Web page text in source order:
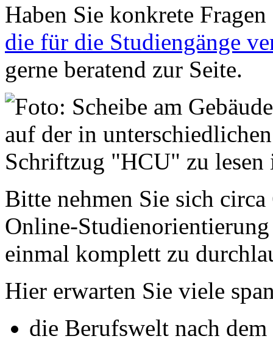
Haben Sie konkrete
die für die Studiengänge
gerne beratend zur Seite.
Bitte nehmen Sie sich
Online-
einmal komplett zu
Hier erwarten Sie viele
die Berufswelt nach